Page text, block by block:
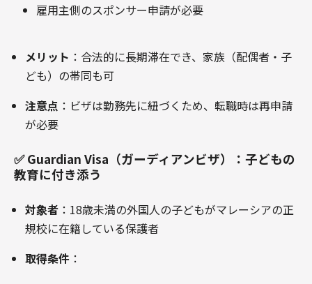
雇用主側のスポンサー申請が必要
メリット ：合法的に長期滞在でき、家族（配偶者・子
ども）の帯同も可
注意点 ：ビザは勤務先に紐づくため、転職時は再申請
が必要
✅ Guardian Visa（ガーディアンビザ）：子どもの
教育に付き添う
対象者 ：18歳未満の外国人の子どもがマレーシアの正
規校に在籍している保護者
取得条件 ：